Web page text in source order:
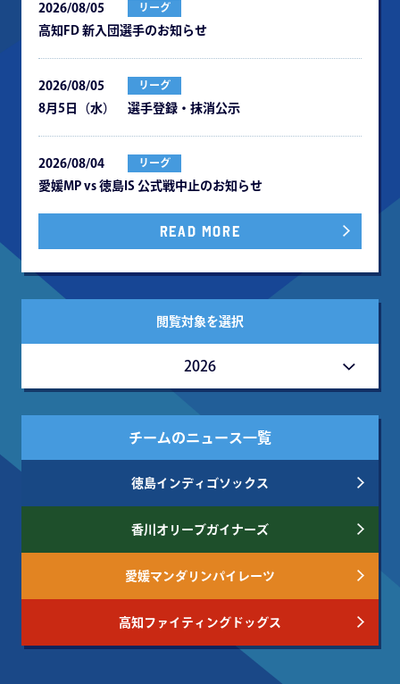
2026/08/05 リーグ
⾼知FD 新⼊団選⼿のお知らせ
2026/08/05 リーグ
8月5日（水） 選手登録・抹消公示
2026/08/04 リーグ
愛媛MP vs 徳島IS 公式戦中⽌のお知らせ
READ MORE
閲覧対象を選択
2026
チームのニュース一覧
徳島インディゴソックス
香川オリーブガイナーズ
愛媛マンダリンパイレーツ
高知ファイティングドッグス